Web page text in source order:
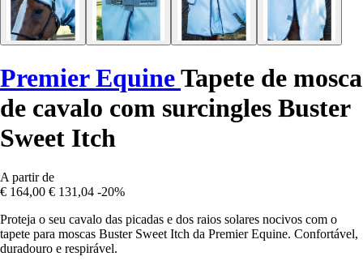
Premier EquineTapete de mosca
de cavalo com surcingles Buster
Sweet Itch
A partir de
€ 164,00 € 131,04 -20%
Proteja o seu cavalo das picadas e dos raios solares nocivos com o
tapete para moscas Buster Sweet Itch da Premier Equine. Confortável,
duradouro e respirável.